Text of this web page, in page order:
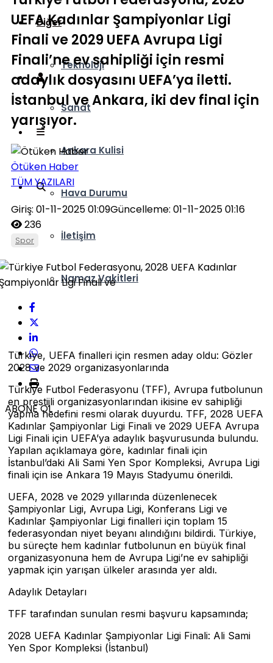
Diğer
Teknoloji
Sanat
Ankara Kulisi
Hava Durumu
İletişim
Namaz Vakitleri
UEFA Kadınlar Şampiyonlar Ligi
Finali ve 2029 UEFA Avrupa Ligi
Finali’ne ev sahipliği için resmi
adaylık dosyasını UEFA’ya iletti.
İstanbul ve Ankara, iki dev final için
yarışıyor.
Ötüken Haber
TÜM YAZILARI
Giriş: 01-11-2025 01:09Güncelleme: 01-11-2025 01:16
236
Spor
ABONE OL
Türkiye, UEFA finalleri için resmen aday oldu: Gözler
2028 ve 2029 organizasyonlarında
Türkiye Futbol Federasyonu (TFF), Avrupa futbolunun
en prestijli organizasyonlarından ikisine ev sahipliği
yapma hedefini resmi olarak duyurdu. TFF, 2028 UEFA
Kadınlar Şampiyonlar Ligi Finali ve 2029 UEFA Avrupa
Ligi Finali için UEFA’ya adaylık başvurusunda bulundu.
Yapılan açıklamaya göre, kadınlar finali için
İstanbul’daki Ali Sami Yen Spor Kompleksi, Avrupa Ligi
finali için ise Ankara 19 Mayıs Stadyumu önerildi.
UEFA, 2028 ve 2029 yıllarında düzenlenecek
Şampiyonlar Ligi, Avrupa Ligi, Konferans Ligi ve
Kadınlar Şampiyonlar Ligi finalleri için toplam 15
federasyondan niyet beyanı alındığını bildirdi. Türkiye,
bu süreçte hem kadınlar futbolunun en büyük final
organizasyonuna hem de Avrupa Ligi’ne ev sahipliği
yapmak için yarışan ülkeler arasında yer aldı.
Adaylık Detayları
TFF tarafından sunulan resmi başvuru kapsamında;
2028 UEFA Kadınlar Şampiyonlar Ligi Finali: Ali Sami
Yen Spor Kompleksi (İstanbul)